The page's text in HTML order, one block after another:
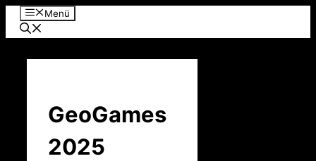
Menü
GeoGames
2025